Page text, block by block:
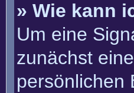
» Wie kann
Um eine
zunächst
persönlichen